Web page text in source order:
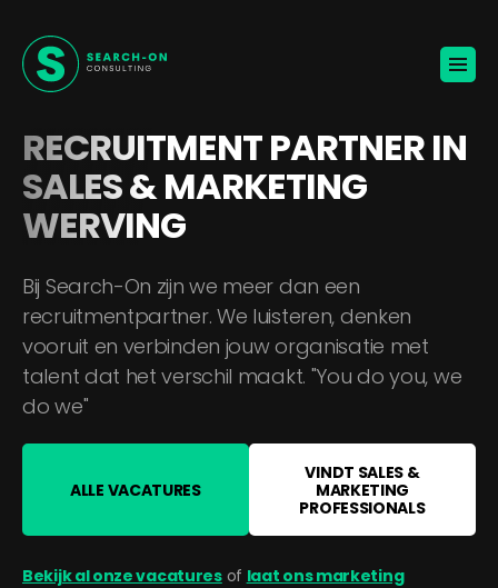
Voor werkgevers
Vacatures
Blogs
Contact
Jouw carrière
KANDIDATEN ONTVANGEN 🚀
RECRUITMENT PARTNER IN
SALES & MARKETING
WERVING
Bij Search-On zijn we meer dan een
recruitmentpartner. We luisteren, denken
vooruit en verbinden jouw organisatie met
talent dat het verschil maakt. "You do you, we
do we"
ALLE VACATURES
VINDT SALES &
MARKETING
PROFESSIONALS
Bekijk al onze vacatures of laat ons marketing